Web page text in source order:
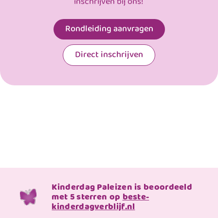
Rondleiding aanvragen
Direct inschrijven
Kinderdag Paleizen is beoordeeld
met 5 sterren opbeste-
kinderdagverblijf.nl